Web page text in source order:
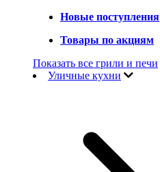
Новые поступления
Товары по акциям
Показать все грили и печи
Уличные кухни